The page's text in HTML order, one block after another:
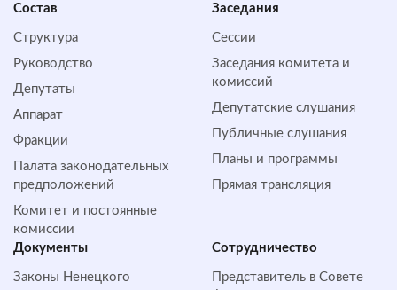
Состав
Структура
Руководство
Депутаты
Аппарат
Фракции
Палата законодательных
предположений
Комитет и постоянные
комиссии
Заседания
Сессии
Заседания комитета и
комиссий
Депутатские слушания
Публичные слушания
Планы и программы
Прямая трансляция
Документы
Законы Ненецкого
Сотрудничество
Представитель в Совете